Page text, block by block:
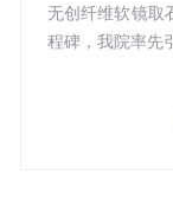
无创纤维软镜取
程碑，我院率先